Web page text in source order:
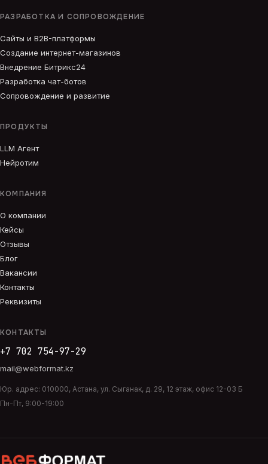
РАЗРАБОТКА И СОПРОВОЖДЕНИЕ
Сайты и B2B-платформы
Создание интернет-магазинов
Внедрение Битрикс24
Разработка чат-ботов
Сопровождение и развитие
ПРОДУКТЫ
LLM Агент
Нейротим
КОМПАНИЯ
О компании
Кейсы
Отзывы
Блог
Вакансии
Контакты
Реквизиты
КОНТАКТЫ
+7 702 754-97-29
mail@webformat.kz
Юр. адрес: 010000, Астана, ул. Сыганак, д. 29, 12 этаж, офис 12-03 Б
Пн-Пт, 9:00-19:00